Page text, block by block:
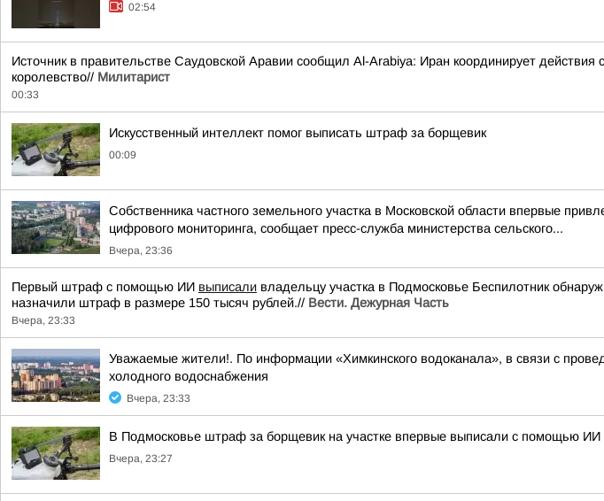
02:54
Источник в правительстве Саудовской Аравии сообщил Al-Arabiya: Иран координирует
королевство// Милитарист
00:33
Искусственный интеллект помог выписать штраф за борщевик
00:09
Собственника частного земельного участка в Московской области впервые
цифрового мониторинга, сообщает пресс-служба министерства сельского...
Вчера, 23:36
Первый штраф с помощью ИИ выписали владельцу участка в Подмосковье Беспилотник
назначили штраф в размере 150 тысяч рублей.// Вести. Дежурная Часть
Вчера, 23:33
Уважаемые жители!. По информации «Химкинского водоканала», в связи с
холодного водоснабжения
Вчера, 23:33
В Подмосковье штраф за борщевик на участке впервые выписали с помощью ИИ
Вчера, 23:27